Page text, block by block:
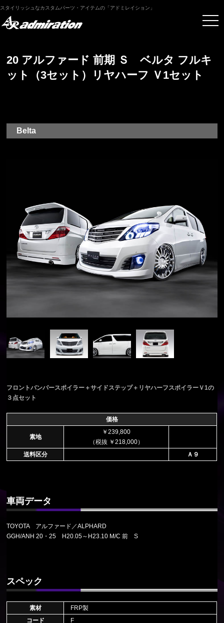
スタイリッシュなカスタムパーツ・アイテムの「アドミレイション」
20 アルファード 前期 Ｓ ベルタ フルキ
ット（3セット）リヤハーフ Ｖ1セット
Belta
フロントバンパースポイラー＋サイドステップ＋リヤハーフスポイラーＶ1の
３点セット
価格
素地
￥239,800
（税抜 ￥218,000）
送料区分
Ａ９
車両データ
TOYOTA アルファード／ALPHARD
GGH/ANH 20・25 H20.05～H23.10 M/C 前 S
スペック
素材
FRP製
コード
F